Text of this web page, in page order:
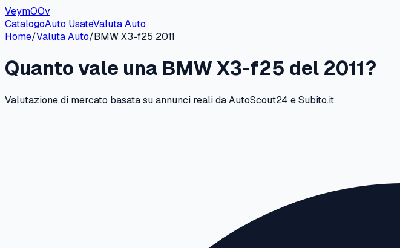
VeymOOv
CatalogoAuto UsateValuta Auto
Home/Valuta Auto/BMWX3-f25 2011
Quanto vale una BMWX3-f25 del 2011?
Valutazione di mercato basata su annunci reali da AutoScout24 e Subito.it